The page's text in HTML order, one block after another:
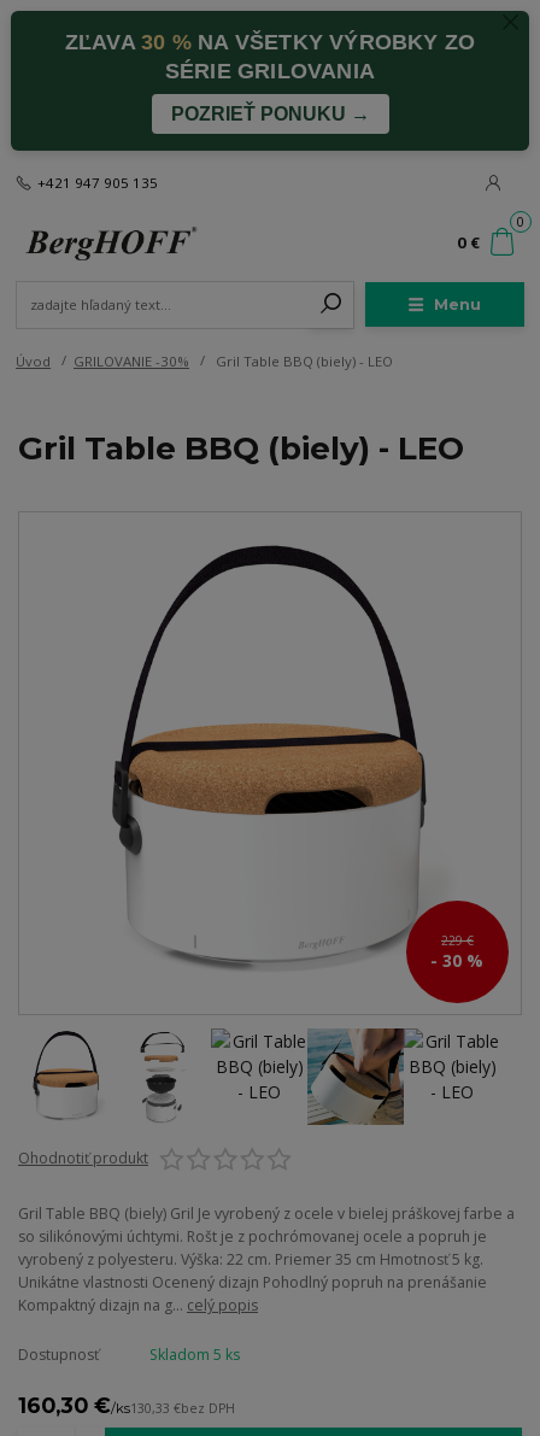
ZĽAVA30 %NA VŠETKY VÝROBKY ZO
SÉRIE GRILOVANIA
POZRIEŤ PONUKU →
Menu
+421 947 905 135
0
0 €
Úvod GRILOVANIE -30% Gril Table BBQ (biely) - LEO
Gril Table BBQ (biely) - LEO
229 €
- 30 %
Ohodnotiť produkt
Gril Table BBQ (biely) Gril Je vyrobený z ocele v bielej práškovej farbe a
so silikónovými úchtymi. Rošt je z pochrómovanej ocele a popruh je
vyrobený z polyesteru. Výška: 22 cm. Priemer 35 cm Hmotnosť 5 kg.
Unikátne vlastnosti Ocenený dizajn Pohodlný popruh na prenášanie
Kompaktný dizajn na g... celý popis
Dostupnosť Skladom 5 ks
160,30 €/ks130,33 €bez DPH